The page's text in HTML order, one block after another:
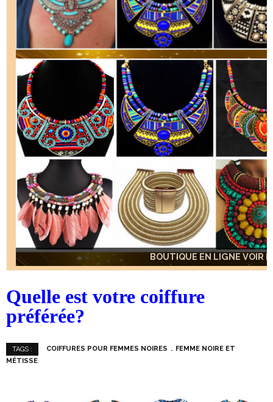
BOUTIQUE EN LIGNE VOIR
BOUTIQUE EN LIGNE VOIR
BOUTIQUE EN LIGNE VOIR
Quelle est votre coiffure
préférée?
TAGS : COIFFURES POUR FEMMES NOIRES
FEMME NOIRE ET
MÉTISSE